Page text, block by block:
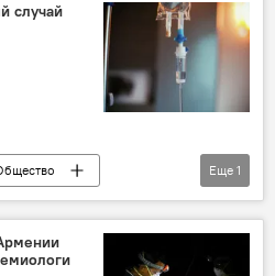
случай
Еще 1